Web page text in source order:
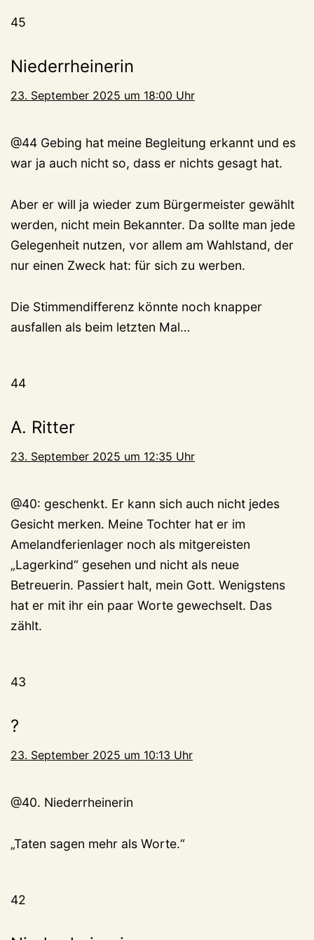
45
Niederrheinerin
23. September 2025 um 18:00 Uhr
@44 Gebing hat meine Begleitung erkannt und es
war ja auch nicht so, dass er nichts gesagt hat.
Aber er will ja wieder zum Bürgermeister gewählt
werden, nicht mein Bekannter. Da sollte man jede
Gelegenheit nutzen, vor allem am Wahlstand, der
nur einen Zweck hat: für sich zu werben.
Die Stimmendifferenz könnte noch knapper
ausfallen als beim letzten Mal…
44
A. Ritter
23. September 2025 um 12:35 Uhr
@40: geschenkt. Er kann sich auch nicht jedes
Gesicht merken. Meine Tochter hat er im
Amelandferienlager noch als mitgereisten
„Lagerkind“ gesehen und nicht als neue
Betreuerin. Passiert halt, mein Gott. Wenigstens
hat er mit ihr ein paar Worte gewechselt. Das
zählt.
43
?
23. September 2025 um 10:13 Uhr
@40. Niederrheinerin
„Taten sagen mehr als Worte.“
42